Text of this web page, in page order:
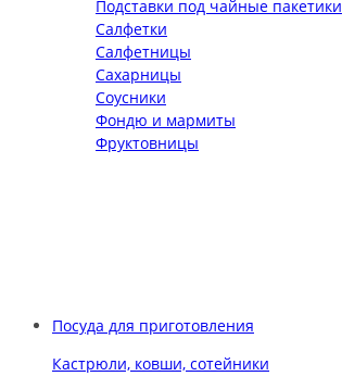
Подставки под чайные пакетики
Салфетки
Салфетницы
Сахарницы
Соусники
Фондю и мармиты
Фруктовницы
Посуда для приготовления
Кастрюли, ковши, сотейники